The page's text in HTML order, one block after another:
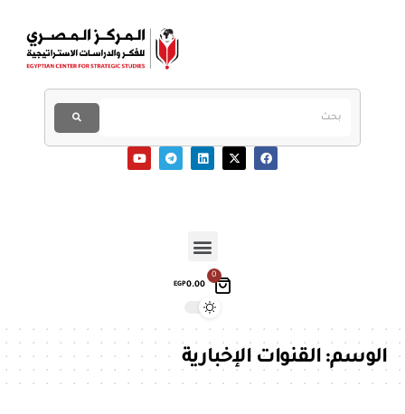
0
EGP0.00
الوسم:القنوات الإخبارية